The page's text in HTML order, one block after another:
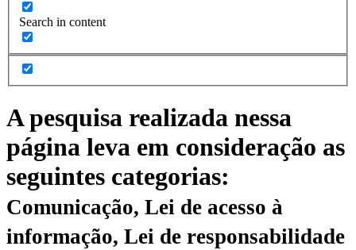
Search in content
A pesquisa realizada nessa
página leva em consideração as
seguintes categorias:
Comunicação, Lei de acesso à
informação, Lei de responsabilidade